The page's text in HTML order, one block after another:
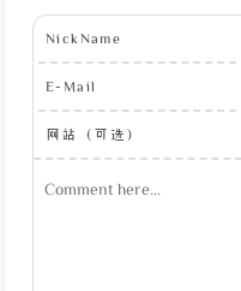
NickName
E-Mail
网站（可选）